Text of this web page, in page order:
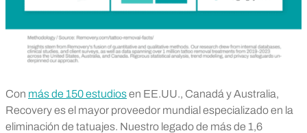
Con más de 150 estudiosen EE.UU., Canadá y Australia,
Recovery es el mayor proveedor mundial especializado en la
eliminación de tatuajes. Nuestro legado de más de 1,6